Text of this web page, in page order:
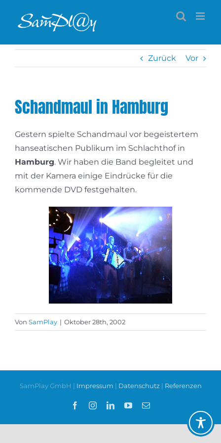
Inhalt
Zurück Vor
Schandmaul in Hamburg
Gestern spielte Schandmaul vor begeistertem
hanseatischen Publikum im Schlachthof in
Hamburg. Wir haben die Band begleitet und
mit der Kamera einige Eindrücke für die
kommende DVD festgehalten.
Von SamPlay | Oktober 28th, 2002
SamPlay GmbH | Impressum | Datenschutz | Referenzen
FacebookInstagramLinkedInYouTube
E-